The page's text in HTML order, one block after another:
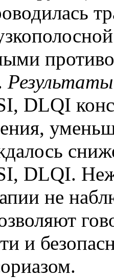
Результаты
DLQI
DLQI.
не
и